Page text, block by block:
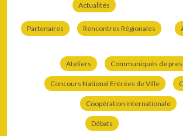
Actualités
Partenaires Rencontres Régionales
Ateliers Communiqués de
Concours National Entrées de Ville
Coopération internationale
Débats